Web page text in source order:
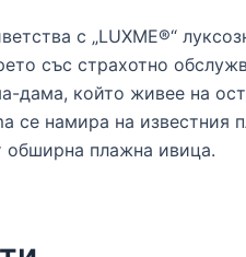
с „LUXME®“
със страхотно
дама, който живее на
се намира на
обширна плажна ивица.